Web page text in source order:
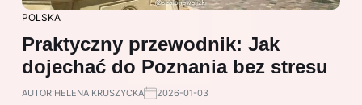
POLSKA
Praktyczny przewodnik: Jak
dojechać do Poznania bez stresu
AUTOR:HELENA KRUSZYCKA 2026-01-03